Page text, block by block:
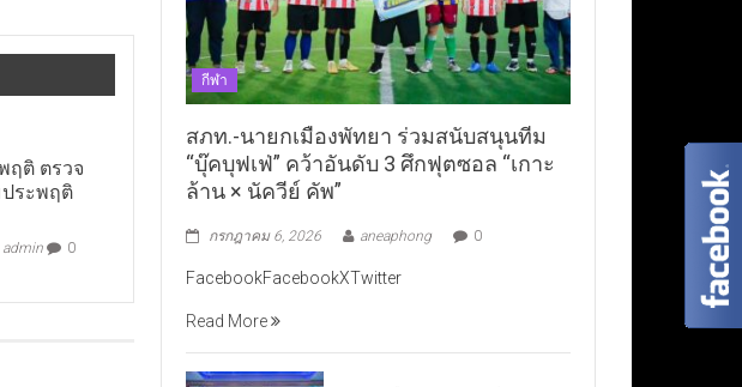
ฤติ ตรวจ
ระพฤติ
admin 0
กีฬา
สภท.-นายกเมืองพัทยา ร่วมสนับสนุนทีม
“บุ๊คบุฟเฟ่” คว้าอันดับ 3 ศึกฟุตซอล “เกาะ
ล้าน × นัควีย์ คัพ”
กรกฎาคม 6, 2026 aneaphong 0
FacebookFacebookXTwitter
Read More